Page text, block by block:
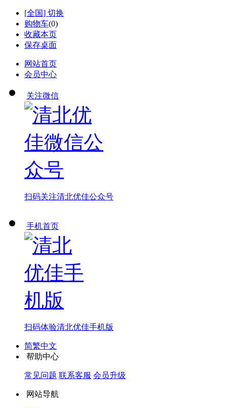
[全国] 切换
购物车(0)
收藏本页
保存桌面
网站首页
会员中心
关注微信
扫码关注清北优佳公众号
手机首页
扫码体验清北优佳手机版
简繁中文
帮助中心
常见问题 联系客服 会员升级
网站导航